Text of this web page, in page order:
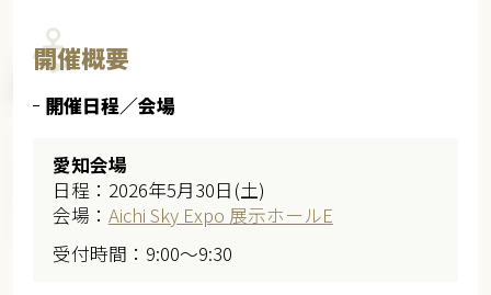
開催概要
開催日程／会場
愛知会場
日程：2026年5月30日(土)
会場： Aichi Sky Expo 展示ホールE
受付時間：9:00～9:30